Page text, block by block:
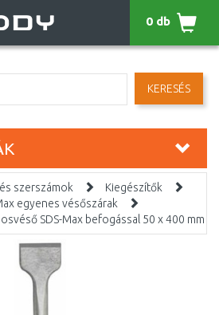
KERESÉS
0 db
szerszámok
Kiegészítők
egyenes vésőszárak
SDS-Max befogással 50 x 400 mm